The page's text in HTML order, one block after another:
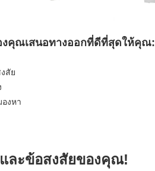
งคุณเสนอทางออกที่ดีที่สุดให้คุณ:
สัย
งหา
ละข้อสงสัยของคุณ!